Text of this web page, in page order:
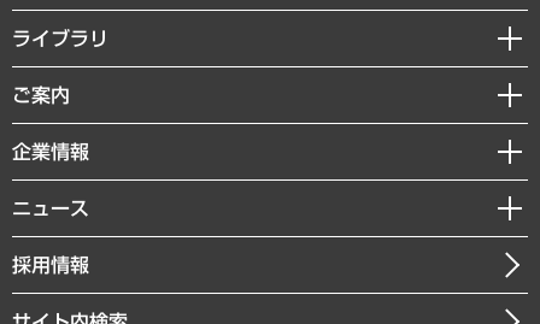
経営戦略
組織・人事戦略
デジタルイノベーション
共生・ダイバーシティ
GRC（ガバナンス・リスク・コンプライアンス）・防災（政策）
経済・産業・雇用・労働
ライブラリ
経済調査
レポート
コラム
経営用語集
受託・受注実績（官公庁関連）
ご案内
セミナー・イベント情報
MUFGビジネスセミナー
受託案件情報
企業情報
私たちの想い
社長メッセージ
会社概要
ニュース
ニュースリリース
お知らせ
採用情報